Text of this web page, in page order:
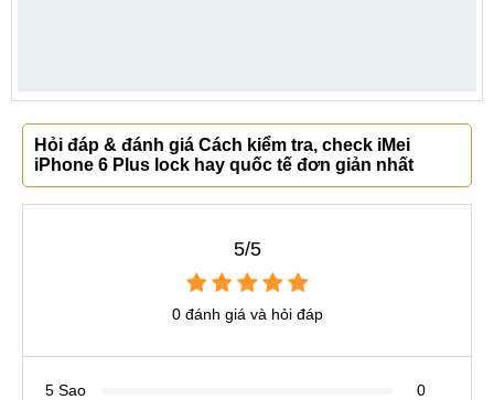
Hỏi đáp & đánh giá Cách kiểm tra, check iMei
iPhone 6 Plus lock hay quốc tế đơn giản nhất
5/5
0 đánh giá và hỏi đáp
5 Sao
0